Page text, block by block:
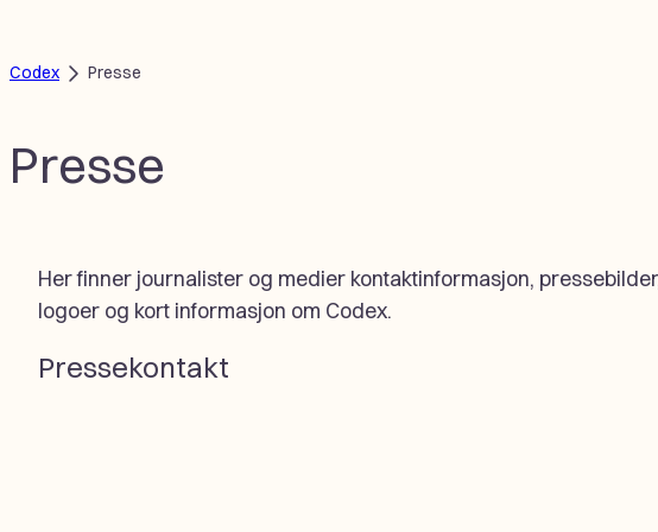
innhold
Codex Presse
Presse
Her finner journalister og medier kontaktinformasjon,
logoer og kort informasjon om Codex.
Pressekontakt